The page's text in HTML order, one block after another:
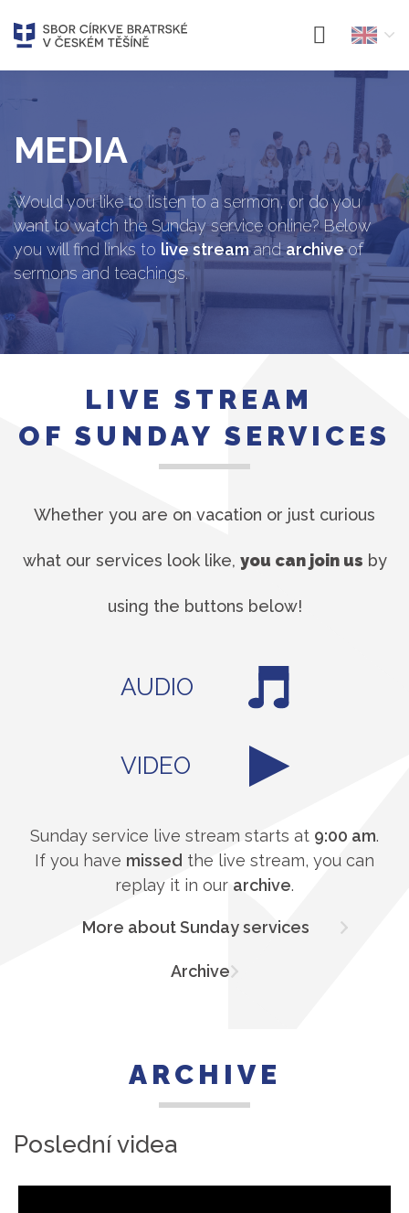
MEDIA
Would you like to listen to a sermon, or do you
want to watch the Sunday service online? Below
you will find links to live streamandarchiveof
sermons and teachings.
LIVE STREAM
OF SUNDAY SERVICES
Whether you are on vacation or just curious
what our services look like, you can join us by
using the buttons below!
AUDIO
VIDEO
Sunday service live stream starts at 9:00 am.
If you have missed the live stream, you can
replay it in our archive.
More about Sunday services
Archive
ARCHIVE
Poslední videa